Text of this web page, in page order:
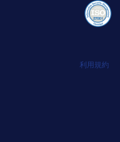
利用規約